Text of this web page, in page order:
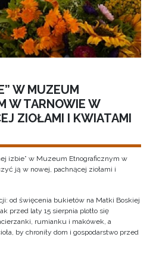
W MUZEUM
W TARNOWIE W
ZIOŁAMI I KWIATAMI
izbie” w Muzeum Etnograficznym w
ją w nowej, pachnącej ziołami i
od święcenia bukietów na Matki Boskiej
przed laty 15 sierpnia plotło się
rumianku i makówek, a
by chroniły dom i gospodarstwo przed